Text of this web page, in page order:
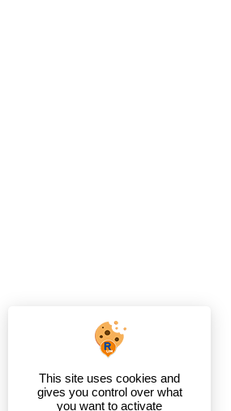
This site uses cookies and
gives you control over what
you want to activate